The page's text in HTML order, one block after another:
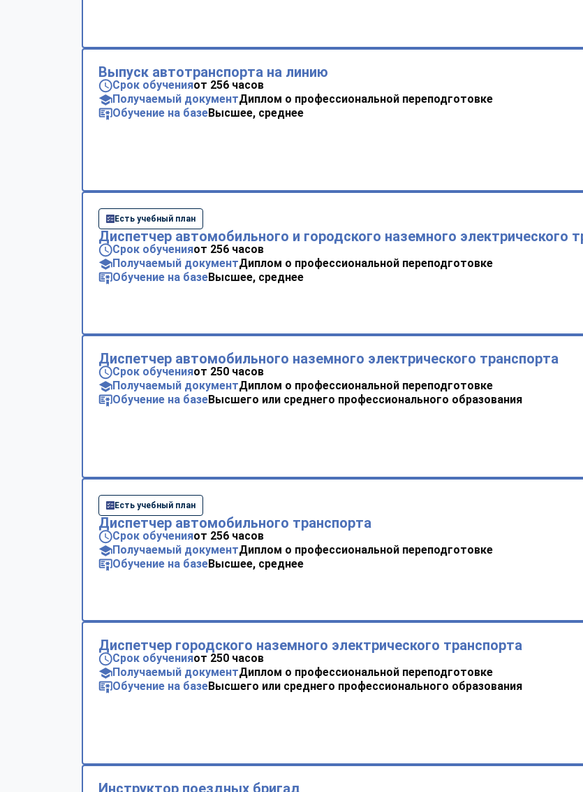
Выпуск автотранспорта на линию
Срок обученияот 256 часов
Получаемый документДиплом о профессиональной переподготовке
Обучение на базеВысшее, среднее
Есть учебный план
Диспетчер автомобильного и городского наземного электрического
Срок обученияот 256 часов
Получаемый документДиплом о профессиональной переподготовке
Обучение на базеВысшее, среднее
Диспетчер автомобильного наземного электрического транспорта
Срок обученияот 250 часов
Получаемый документДиплом о профессиональной переподготовке
Обучение на базеВысшего или среднего профессионального образования
Есть учебный план
Диспетчер автомобильного транспорта
Срок обученияот 256 часов
Получаемый документДиплом о профессиональной переподготовке
Обучение на базеВысшее, среднее
Диспетчер городского наземного электрического транспорта
Срок обученияот 250 часов
Получаемый документДиплом о профессиональной переподготовке
Обучение на базеВысшего или среднего профессионального образования
Инструктор поездных бригад